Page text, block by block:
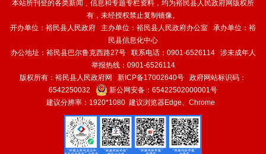
本站所刊登的各类新闻﹑信息和专题专栏资料，均为裕民县人民政府网版权所
有，未经授权禁止复制镜像。
开办单位：裕民县人民政府 主办单位：裕民县人民政府办公室 承办单位：裕
民县信息化中心
办公地址：裕民县巴尔鲁克西路27号 联系电话：0901-6526114 涉未成年人
举报热线：0901-6526114
版权所有：裕民县人民政府网 新ICP备17002640号 政府网站标识码：
6542250032
新公网安备： 65422502000001号
建议分辨率：1920*1080 建议浏览器Edge、Chrome